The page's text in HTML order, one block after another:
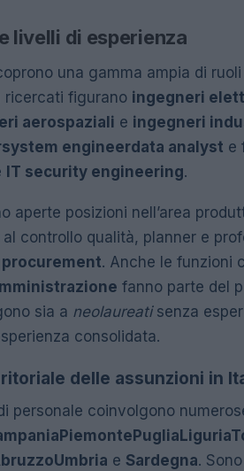
livelli di esperienza
una gamma ampia di
ricercati figurano ingegneri
aerospaziali e ingegneri
system engineerdata analyst e
IT security engineering.
aperte posizioni nell’area
controllo qualità, planner e
procurement. Anche le funzioni
fanno parte del
sia a neolaureatisenza
consolidata.
delle assunzioni in
personale coinvolgono
Piemonte Puglia Liguria
Umbria e Sardegna.